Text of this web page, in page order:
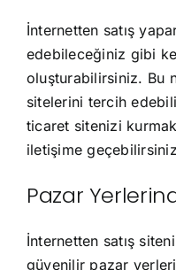
İnternetten satış
edebileceğiniz gibi
oluşturabilirsiniz. Bu
sitelerini tercih
ticaret sitenizi
iletişime
Pazar
İnternetten satış
güvenilir pazar